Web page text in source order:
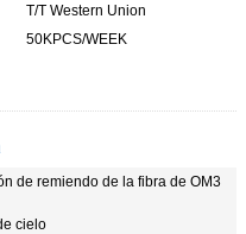
T/T Western Union
50KPCS/WEEK
de remiendo de la fibra de OM3
cielo